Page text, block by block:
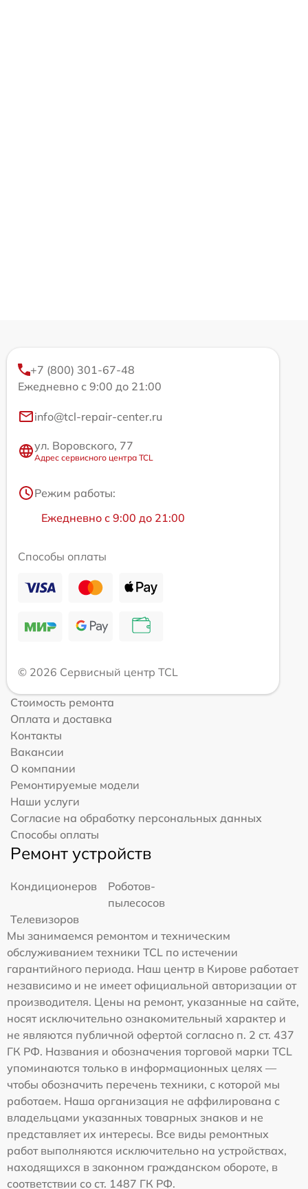
+7 (800) 301-67-48
Ежедневно с 9:00 до 21:00
info@tcl-repair-center.ru
ул. Воровского, 77
Адрес сервисного центра TCL
Режим работы:
Ежедневно с 9:00 до 21:00
Способы оплаты
© 2026 Сервисный центр TCL
Стоимость ремонта
Оплата и доставка
Контакты
Вакансии
О компании
Ремонтируемые модели
Наши услуги
Согласие на обработку персональных данных
Способы оплаты
Ремонт устройств
Кондиционеров
Роботов-
пылесосов
Телевизоров
Мы занимаемся ремонтом и техническим
обслуживанием техники TCL по истечении
гарантийного периода. Наш центр в Кирове работает
независимо и не имеет официальной авторизации от
производителя. Цены на ремонт, указанные на сайте,
носят исключительно ознакомительный характер и
не являются публичной офертой согласно п. 2 ст. 437
ГК РФ. Названия и обозначения торговой марки TCL
упоминаются только в информационных целях —
чтобы обозначить перечень техники, с которой мы
работаем. Наша организация не аффилирована с
владельцами указанных товарных знаков и не
представляет их интересы. Все виды ремонтных
работ выполняются исключительно на устройствах,
находящихся в законном гражданском обороте, в
соответствии со ст. 1487 ГК РФ.